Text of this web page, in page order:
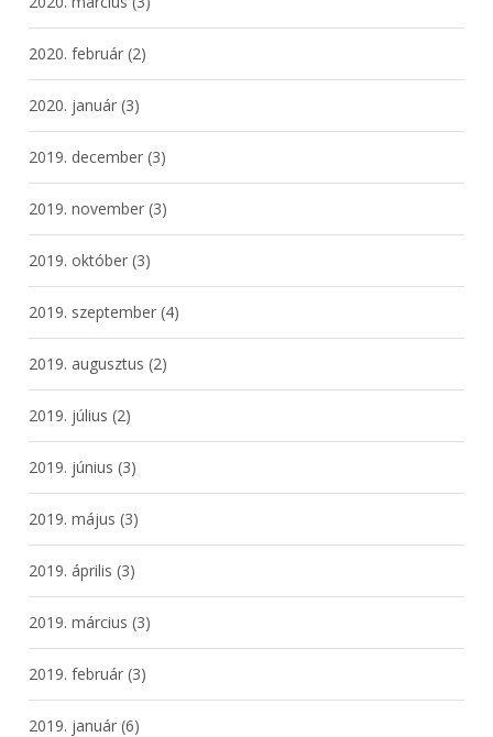
2020. február (2)
2020. január (3)
2019. december (3)
2019. november (3)
2019. október (3)
2019. szeptember (4)
2019. augusztus (2)
2019. július (2)
2019. június (3)
2019. május (3)
2019. április (3)
2019. március (3)
2019. február (3)
2019. január (6)